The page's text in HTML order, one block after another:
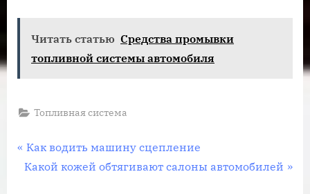
Читать статью Средства промывки
топливной системы автомобиля
Топливная система
Навигация
П
р
Как водить машину сцепление
С
Какой кожей обтягивают салоны автомобилей